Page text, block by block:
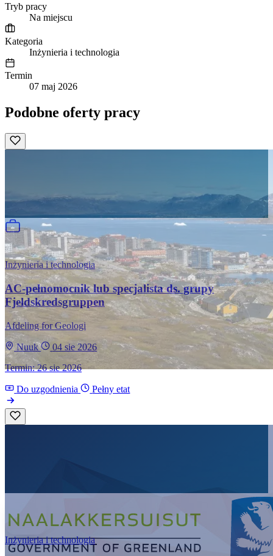
Tryb pracy
Na miejscu
Kategoria
Inżynieria i technologia
Termin
07 maj 2026
Podobne oferty pracy
Inżynieria i technologia
AC-pełnomocnik lub specjalista ds. grupy
Fjeldskredsgruppen
Afdeling for Geologi
Nuuk
04 sie 2026
Termin: 26 sie 2026
Do uzgodnienia Pełny etat
Inżynieria i technologia